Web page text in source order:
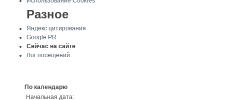
Разное
Яндекс цитирования
Google PR
Сейчас на сайте
Лог посещений
По календарю
Начальная дата: